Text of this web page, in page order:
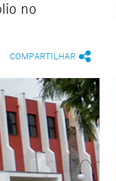
no
COMPARTILHAR